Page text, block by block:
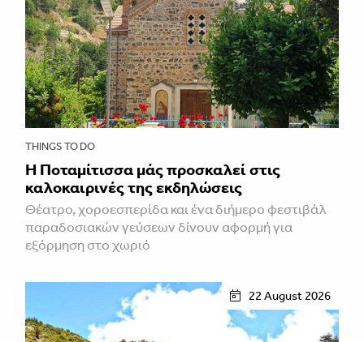
THINGS TO DO
Η Ποταμίτισσα μάς προσκαλεί στις
καλοκαιρινές της εκδηλώσεις
Θέατρο, χοροεσπερίδα και ένα διήμερο φεστιβάλ
παραδοσιακών γεύσεων δίνουν αφορμή για
εξόρμηση στο χωριό
22 August 2026